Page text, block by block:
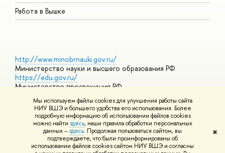
Мы используем файлы cookies для улучшения работы сайта
НИУ ВШЭ и большего удобства его использования. Более
подробную информацию об использовании файлов cookies
можно найти здесь, наши правила обработки персональных
данных –здесь. Продолжая пользоваться сайтом, вы
подтверждаете, что были проинформированы об
использовании файлов cookies сайтом НИУ ВШЭ и согласны
✖
Работа в Вышке
http://www.minobrnauki.gov.ru/
Министерство науки и высшего образования РФ
https://edu.gov.ru/
Министерство просвещения РФ
https://elearning.hse.ru/mooc
Массовые открытые онлайн-курсы
© НИУ ВШЭ 1993–2026 Адреса и контактыУсловия
использования материалов Политика конфиденциальности